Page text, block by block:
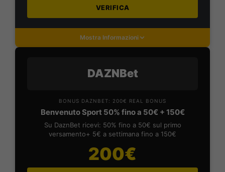
VERIFICA
Mostra Informazioni
DAZNBet
BONUS DAZNBET: 200€ REAL BONUS
Benvenuto Sport 50% fino a 50€ + 150€
Su DaznBet ricevi: 50% fino a 50€ sul primo
versamento+ 5€ a settimana fino a 150€
200€